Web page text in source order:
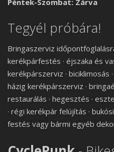
Péntek-Szombat: Zárva
Tegyél próbára!
Bringaszerviz
kerékpárfestés · éjszaka és
kerékpárszerviz · biciklimosás
házig kerékpárszerviz ·
restaurálás · hegesztés ·
· régi kerékpár felújítás ·
festés vagy bármi egyéb